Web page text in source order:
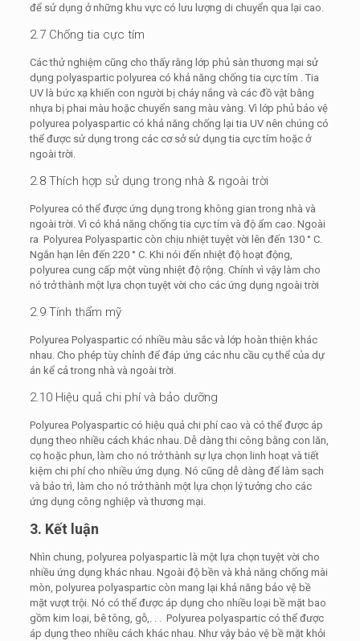
để sử dụng ở những khu vực có lưu lượng di chuyển qua lại cao.
2.7 Chống tia cực tím
Các thử nghiệm cũng cho thấy rằng lớp phủ sàn thương mại sử
dụng polyaspartic polyurea có khả năng chống tia cực tím . Tia
UV là bức xạ khiến con người bị cháy nắng và các đồ vật bằng
nhựa bị phai màu hoặc chuyển sang màu vàng. Vì lớp phủ bảo vệ
polyurea polyaspartic có khả năng chống lại tia UV nên chúng có
thể được sử dụng trong các cơ sở sử dụng tia cực tím hoặc ở
ngoài trời.
2.8 Thích hợp sử dụng trong nhà & ngoài trời
Polyurea có thể được ứng dụng trong không gian trong nhà và
ngoài trời. Vì có khả năng chống tia cực tím và độ ẩm cao. Ngoài
ra Polyurea Polyaspartic còn chịu nhiệt tuyệt vời lên đến 130 ° C.
Ngắn hạn lên đến 220 ° C. Khi nói đến nhiệt độ hoạt động,
polyurea cung cấp một vùng nhiệt độ rộng. Chính vì vậy làm cho
nó trở thành một lựa chọn tuyệt vời cho các ứng dụng ngoài trời
2.9 Tính thẩm mỹ
Polyurea Polyaspartic có nhiều màu sắc và lớp hoàn thiện khác
nhau. Cho phép tùy chỉnh để đáp ứng các nhu cầu cụ thể của dự
án kể cả trong nhà và ngoài trời.
2.10 Hiệu quả chi phí và bảo dưỡng
Polyurea Polyaspartic có hiệu quả chi phí cao và có thể được áp
dụng theo nhiều cách khác nhau. Dễ dàng thi công bằng con lăn,
cọ hoặc phun, làm cho nó trở thành sự lựa chọn linh hoạt và tiết
kiệm chi phí cho nhiều ứng dụng. Nó cũng dễ dàng để làm sạch
và bảo trì, làm cho nó trở thành một lựa chọn lý tưởng cho các
ứng dụng công nghiệp và thương mại.
3. Kết luận
Nhìn chung, polyurea polyaspartic là một lựa chọn tuyệt vời cho
nhiều ứng dụng khác nhau. Ngoài độ bền và khả năng chống mài
mòn, polyurea polyaspartic còn mang lại khả năng bảo vệ bề
mặt vượt trội. Nó có thể được áp dụng cho nhiều loại bề mặt bao
gồm kim loại, bê tông, gỗ,. . . Polyurea polyaspartic có thể được
áp dụng theo nhiều cách khác nhau. Như vậy bảo vệ bề mặt khỏi